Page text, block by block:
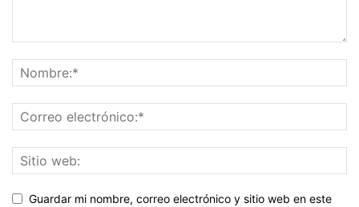
Guardar mi nombre, correo electrónico y sitio web en este